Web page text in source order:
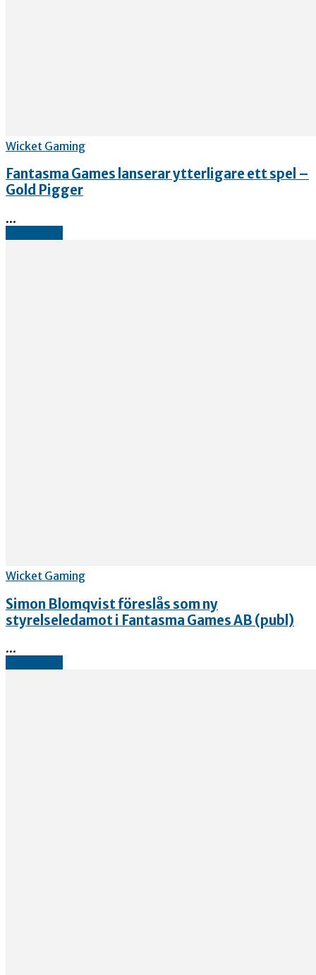
Wicket Gaming
Fantasma Games lanserar ytterligare ett spel –
Gold Pigger
...
Wicket Gaming
Simon Blomqvist föreslås som ny
styrelseledamot i Fantasma Games AB (publ)
...